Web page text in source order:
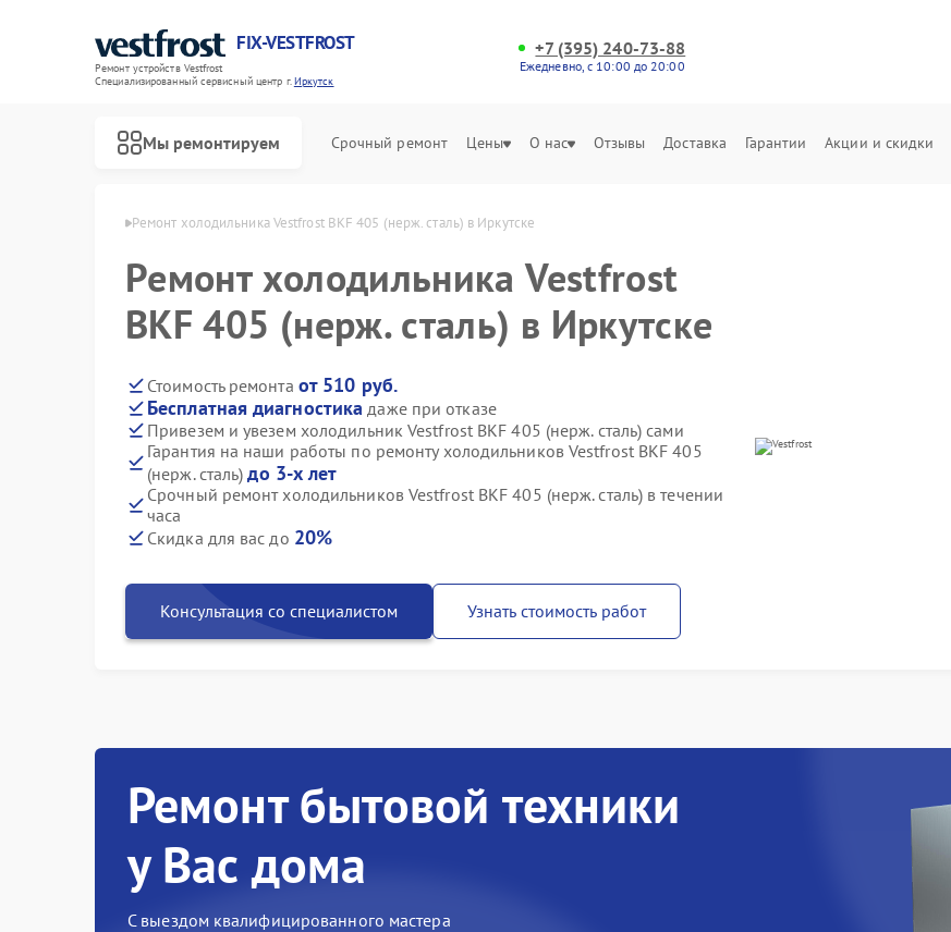
FIX-VESTFROST
Ремонт устройств Vestfrost
Специализированный cервисный центр г.Иркутск
+7 (395) 240-73-88
Ежедневно, с 10:00 до 20:00
Мы ремонтируем Срочный ремонт Цены О нас Отзывы Доставка Гарантии Акции и скидки
Ремонт холодильника Vestfrost BKF 405 (нерж. сталь) в Иркутске
Ремонт холодильника Vestfrost
BKF 405 (нерж. сталь) в Иркутске
Стоимость ремонта от 510 руб.
Бесплатная диагностика даже при отказе
Привезем и увезем холодильник Vestfrost BKF 405 (нерж. сталь) сами
Гарантия на наши работы по ремонту холодильников Vestfrost BKF 405
(нерж. сталь)до 3-х лет
Срочный ремонт холодильников Vestfrost BKF 405 (нерж. сталь) в течении
часа
Скидка для вас до 20%
Консультация со специалистом Узнать стоимость работ
Ремонт бытовой техники
у Вас дома
С выездом квалифицированного мастера